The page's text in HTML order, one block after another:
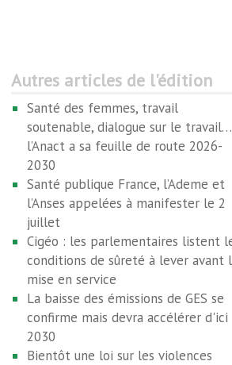
Autres articles de l'édition
Santé des femmes, travail
soutenable, dialogue sur le travail…
l’Anact a sa feuille de route 2026-
2030
Santé publique France, l’Ademe et
l’Anses appelées à manifester le 2
juillet
Cigéo : les parlementaires listent
conditions de sûreté à lever avant
mise en service
La baisse des émissions de GES se
confirme mais devra accélérer d'ici
2030
Bientôt une loi sur les violences